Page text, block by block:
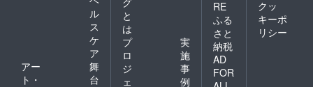
ル
ス
ケ
ア
アー
ト・
舞
台
と
は
プ
ロ
ジ
ェ
実
施
事
例
RE
ふる
さと
納税
AD
FOR
クッ
キーポ
リシー